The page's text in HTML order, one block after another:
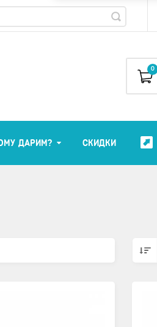
0
ДАРИМ? СКИДКИ